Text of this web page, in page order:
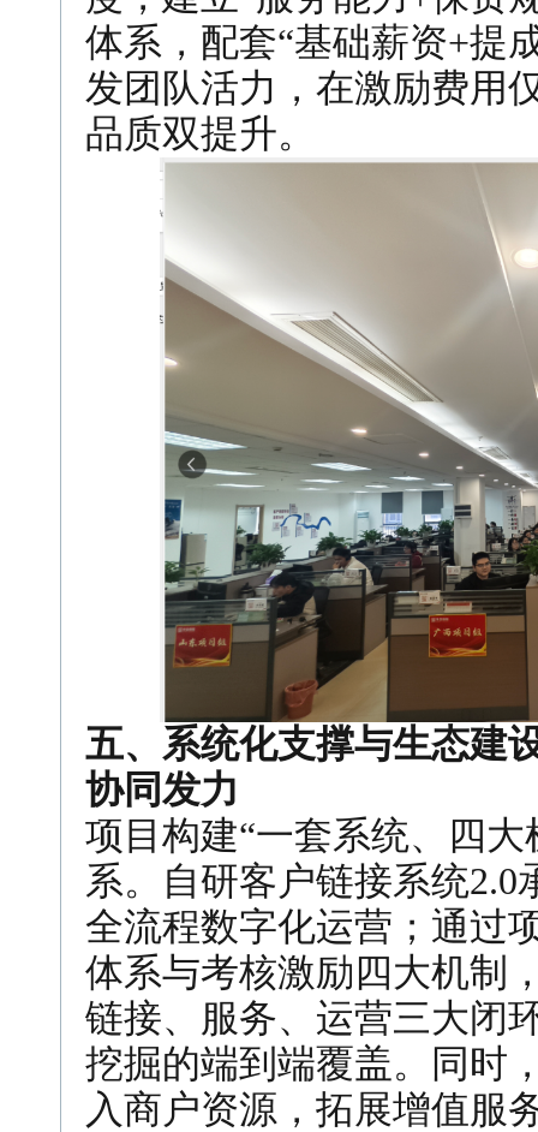
体系，配套“基础薪资+提
发团队活力，在激励费用
品质双提升。
五、系统化支撑与生态建
协同发力
项目构建“一套系统、四
系。自研客户链接系统
全流程数字化运营；通过
体系与考核激励四大机制
链接、服务、运营三大闭
挖掘的端到端覆盖。同时
入商户资源，拓展增值服